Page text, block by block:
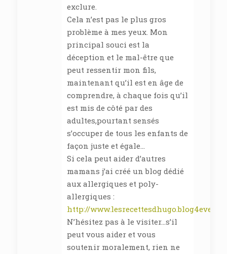
exclure.
Cela n’est pas le plus gros
problème à mes yeux. Mon
principal souci est la
déception et le mal-être que
peut ressentir mon fils,
maintenant qu’il est en âge de
comprendre, à chaque fois qu’il
est mis de côté par des
adultes,pourtant sensés
s’occuper de tous les enfants de
façon juste et égale…
Si cela peut aider d’autres
mamans j’ai créé un blog dédié
aux allergiques et poly-
allergiques :
http://
N’hésitez pas à le visiter…s’il
peut vous aider et vous
soutenir moralement, rien ne